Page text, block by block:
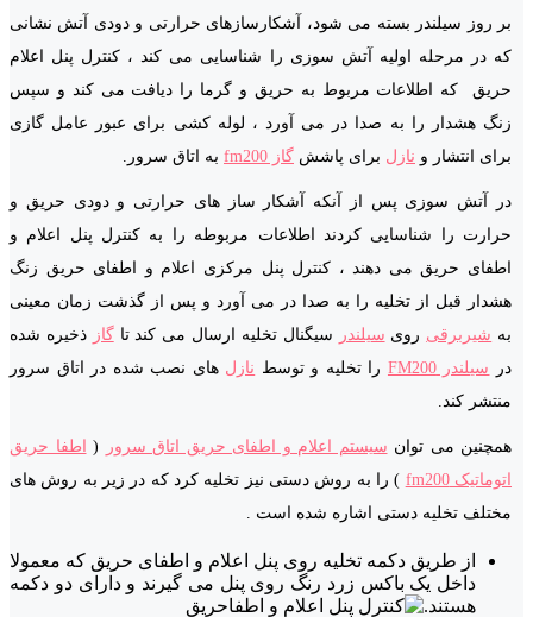
بر روز سیلندر بسته می شود، آشکارسازهای حرارتی و دودی آتش نشانی
که در مرحله اولیه آتش سوزی را شناسایی می کند ، کنترل پنل اعلام
حریق که اطلاعات مربوط به حریق و گرما را دیافت می کند و سپس
زنگ هشدار را به صدا در می آورد ، لوله کشی برای عبور عامل گازی
برای انتشار و نازل برای پاشش گاز fm200 به اتاق سرور.
در آتش سوزی پس از آنکه آشکار ساز های حرارتی و دودی حریق و
حرارت را شناسایی کردند اطلاعات مربوطه را به کنترل پنل اعلام و
اطفای حریق می دهند ، کنترل پنل مرکزی اعلام و اطفای حریق زنگ
هشدار قبل از تخلیه را به صدا در می آورد و پس از گذشت زمان معینی
به شیربرقی روی سیلندر سیگنال تخلیه ارسال می کند تاگاز
ذخیره شده
در سیلندر FM200 را تخلیه و توسط نازل های نصب شده در اتاق سرور
منتشر کند.
همچنین می توان سیستم اعلام و اطفای حریق اتاق سرور (
اطفا حریق
اتوماتیک fm200
) را به روش دستی نیز تخلیه کرد که در زیر به روش های
مختلف تخلیه دستی اشاره شده است .
از طریق دکمه تخلیه روی پنل اعلام و اطفای حریق که معمولا
داخل یک باکس زرد رنگ روی پنل می گیرند و دارای دو دکمه
هستند.